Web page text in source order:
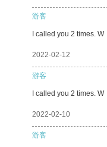
游客
I called you 2 times. W
2022-02-12
游客
I called you 2 times. W
2022-02-10
游客